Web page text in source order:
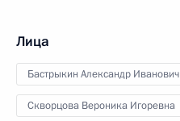
Лица
Бастрыкин Александр Иванович
Скворцова Вероника Игоревна